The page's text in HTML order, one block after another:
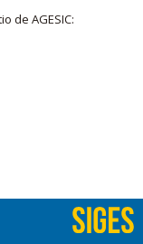
de AGESIC: